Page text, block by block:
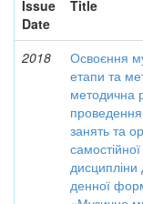
Issue
Date
Title
2018
Освоєння
етапи та
методична
занять та
дисципліни
денної